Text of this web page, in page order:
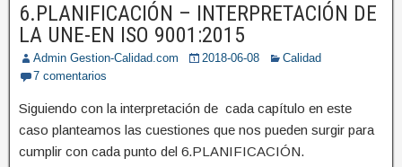
6.PLANIFICACIÓN – INTERPRETACIÓN DE
LA UNE-EN ISO 9001:2015
Admin Gestion-Calidad.com 2018-06-08
Calidad
7 comentarios
Siguiendo con la interpretación de cada capítulo en este
caso planteamos las cuestiones que nos pueden surgir para
cumplir con cada punto del 6.PLANIFICACIÓN.